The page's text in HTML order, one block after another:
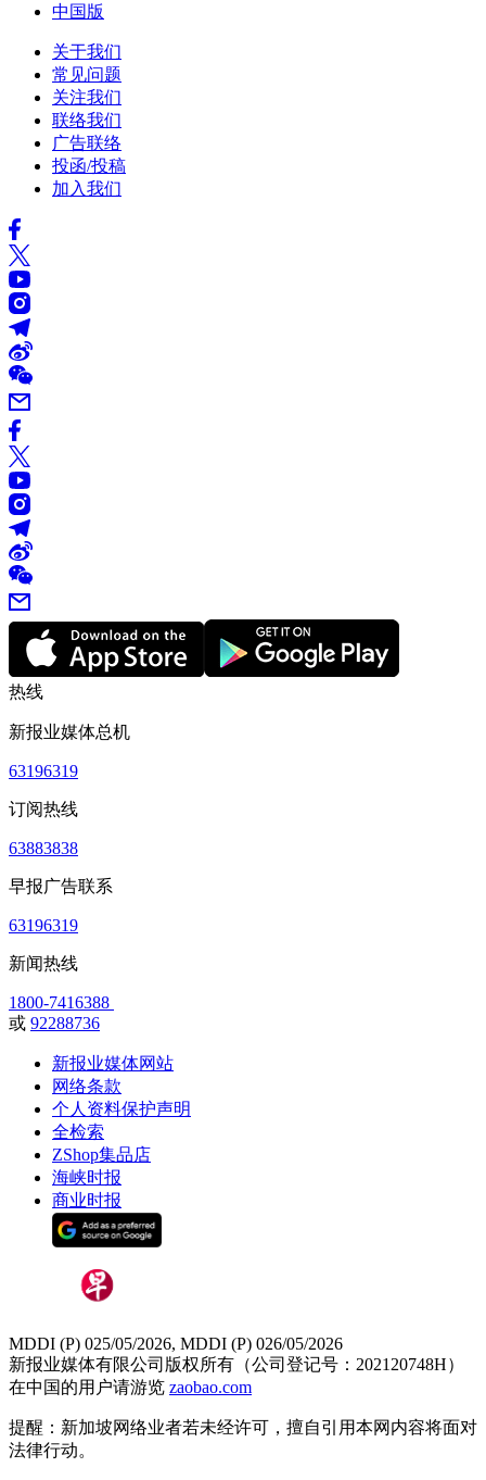
中国版
关于我们
常见问题
关注我们
联络我们
广告联络
投函/投稿
加入我们
热线
新报业媒体总机
63196319
订阅热线
63883838
早报广告联系
63196319
新闻热线
1800-7416388
或 92288736
新报业媒体网站
网络条款
个人资料保护声明
全检索
ZShop集品店
海峡时报
商业时报
MDDI (P) 025/05/2026, MDDI (P) 026/05/2026
新报业媒体有限公司版权所有（公司登记号：202120748H）
在中国的用户请游览 zaobao.com
提醒：新加坡网络业者若未经许可，擅自引用本网内容将面对
法律行动。